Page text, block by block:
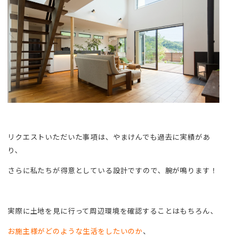
リクエストいただいた事項は、やまけんでも過去に実績があ
り、
さらに私たちが得意としている設計ですので、腕が鳴ります！
実際に土地を見に行って周辺環境を確認することはもちろん、
お施主様がどのような生活をしたいのか、